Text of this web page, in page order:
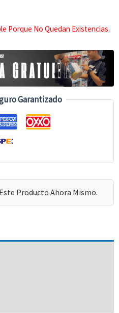
Porque No Quedan Existencias.
Garantizado
Producto Ahora Mismo.